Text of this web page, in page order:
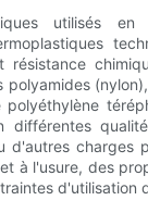
utilisés en
résistance
polyamides
différentes
d'autres charges
à l'usure, des
d'utilisation